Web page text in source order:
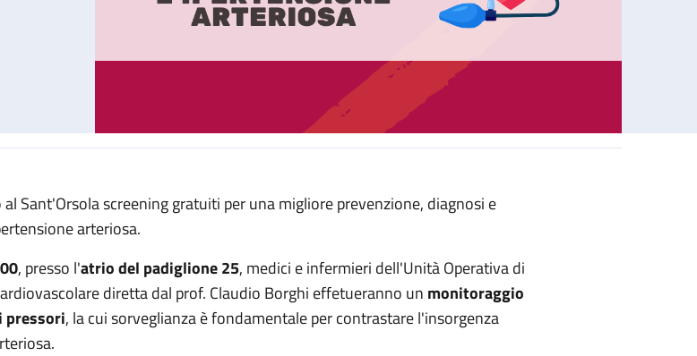
vivere più a lungo” è il messaggio della XX Giornata Mondiale contro l’Ipertensione Arteriosa
Sant'Orsola screening gratuiti per una migliore prevenzione, diagnosi e
arteriosa.
, presso l'atrio del padiglione 25, medici e infermieri dell'Unità Operativa di
diretta dal prof. Claudio Borghi effetueranno un monitoraggio
pressori, la cui sorveglianza è fondamentale per contrastare l'insorgenza